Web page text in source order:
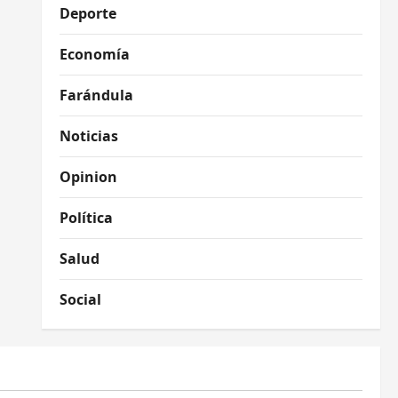
Deporte
Economía
Farándula
Noticias
Opinion
Política
Salud
Social